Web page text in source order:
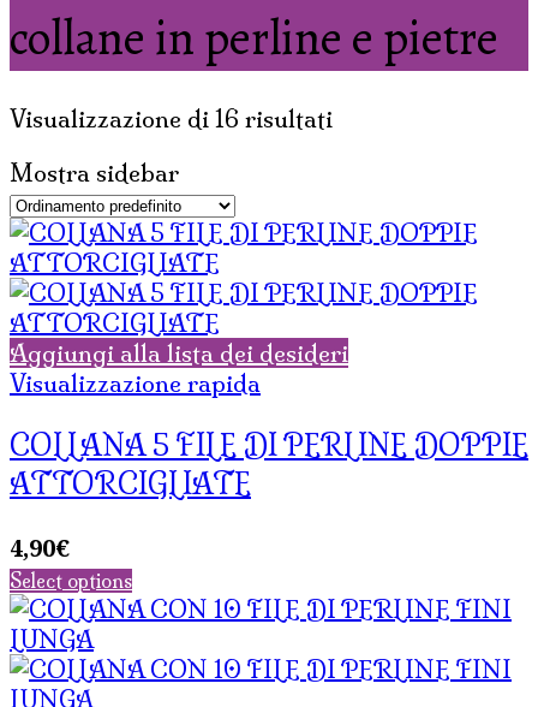
collane in perline e pietre
Visualizzazione di 16 risultati
Mostra sidebar
Aggiungi alla lista dei desideri
Visualizzazione rapida
COLLANA 5 FILE DI PERLINE DOPPIE
ATTORCIGLIATE
4,90€
Select options